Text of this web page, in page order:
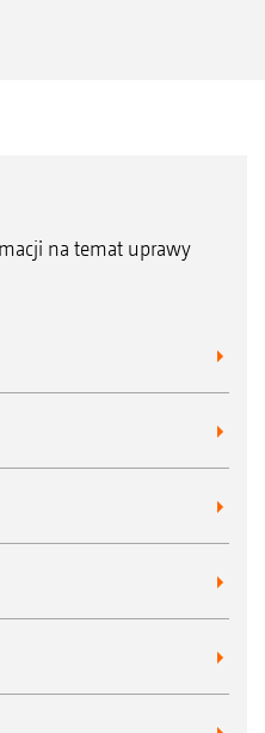
na temat uprawy